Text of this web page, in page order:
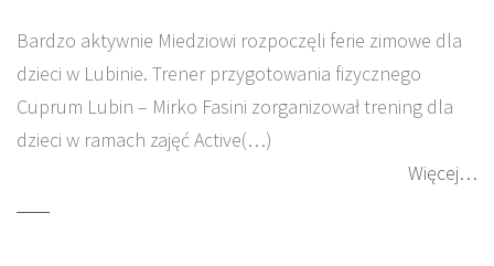
Bardzo aktywnie Miedziowi rozpoczęli ferie zimowe dla
dzieci w Lubinie. Trener przygotowania fizycznego
Cuprum Lubin – Mirko Fasini zorganizował trening dla
dzieci w ramach zajęć Active(…)
Więcej…